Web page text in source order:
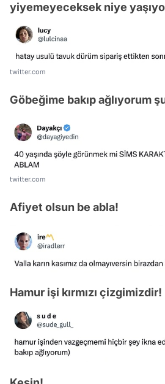
yiyemeyeceksek niye
twitter.com
Göbeğime bakıp ağlıyorum
twitter.com
Afiyet olsun be abla!
Hamur işi kırmızı çizgimizdir!